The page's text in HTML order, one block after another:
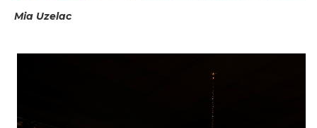
Mia Uzelac